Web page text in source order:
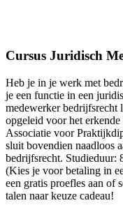
Cursus Juridisch
Heb je in je werk met
je een functie in een
medewerker bedrijfsrecht
opgeleid voor het
Associatie voor
sluit bovendien naadloos
bedrijfsrecht. Studieduur:
(Kies je voor betaling in
een gratis proefles aan of
talen naar keuze cadeau!